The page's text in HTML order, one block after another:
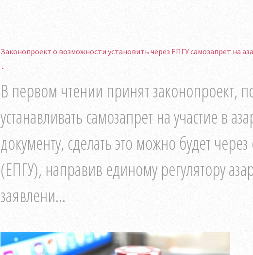
Законопроект о возможности установить через ЕПГУ самозапрет на
В первом чтении принят законопроект,
устанавливать самозапрет на участие в
документу, сделать это можно будет
(ЕПГУ), направив единому регулятору
заявлени...